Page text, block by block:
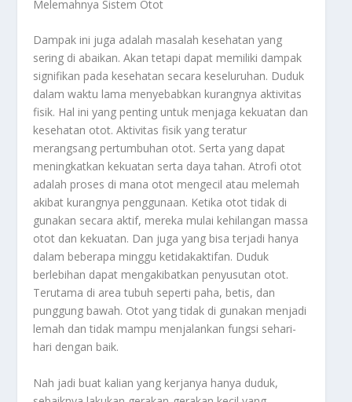
Melemahnya Sistem Otot
Dampak ini juga adalah masalah kesehatan yang
sering di abaikan. Akan tetapi dapat memiliki dampak
signifikan pada kesehatan secara keseluruhan. Duduk
dalam waktu lama menyebabkan kurangnya aktivitas
fisik. Hal ini yang penting untuk menjaga kekuatan dan
kesehatan otot. Aktivitas fisik yang teratur
merangsang pertumbuhan otot. Serta yang dapat
meningkatkan kekuatan serta daya tahan. Atrofi otot
adalah proses di mana otot mengecil atau melemah
akibat kurangnya penggunaan. Ketika otot tidak di
gunakan secara aktif, mereka mulai kehilangan massa
otot dan kekuatan. Dan juga yang bisa terjadi hanya
dalam beberapa minggu ketidakaktifan. Duduk
berlebihan dapat mengakibatkan penyusutan otot.
Terutama di area tubuh seperti paha, betis, dan
punggung bawah. Otot yang tidak di gunakan menjadi
lemah dan tidak mampu menjalankan fungsi sehari-
hari dengan baik.
Nah jadi buat kalian yang kerjanya hanya duduk,